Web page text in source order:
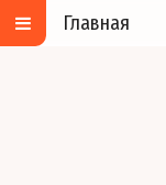
Главная